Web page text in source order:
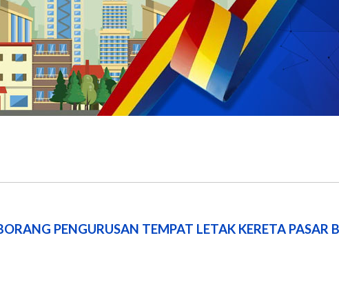
PENGURUSAN TEMPAT LETAK KERETA PASAR